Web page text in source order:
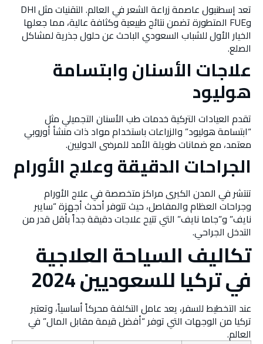
تعد إسطنبول عاصمة زراعة الشعر في العالم. التقنيات مثل DHI
وFUE المتطورة تضمن نتائج طبيعية وكثافة عالية، مما جعلها
الخيار الأول للشباب السعودي الباحث عن حلول جذرية لمشاكل
الصلع.
علاجات الأسنان وابتسامة
هوليود
تقدم العيادات التركية خدمات طب الأسنان التجميلي مثل
“ابتسامة هوليود” والزراعات باستخدام مواد ذات منشأ أوروبي
معتمد، مع ضمانات طويلة الأمد للمرضى الدوليين.
الجراحات الدقيقة وعلاج الأورام
تنتشر في المدن الكبرى مراكز متخصصة في علاج الأورام
وجراحات العظام والمفاصل، حيث تتوفر أحدث أجهزة “سايبر
نايف” و”جاما نايف” التي تتيح علاجات دقيقة جداً بأقل قدر من
التدخل الجراحي.
تكاليف السياحة العلاجية
في تركيا للسعوديين 2024
عند التخطيط للسفر، يعد عامل التكلفة محركاً أساسياً، وتعتبر
تركيا من الوجهات التي توفر “أفضل قيمة مقابل المال” في
العالم.